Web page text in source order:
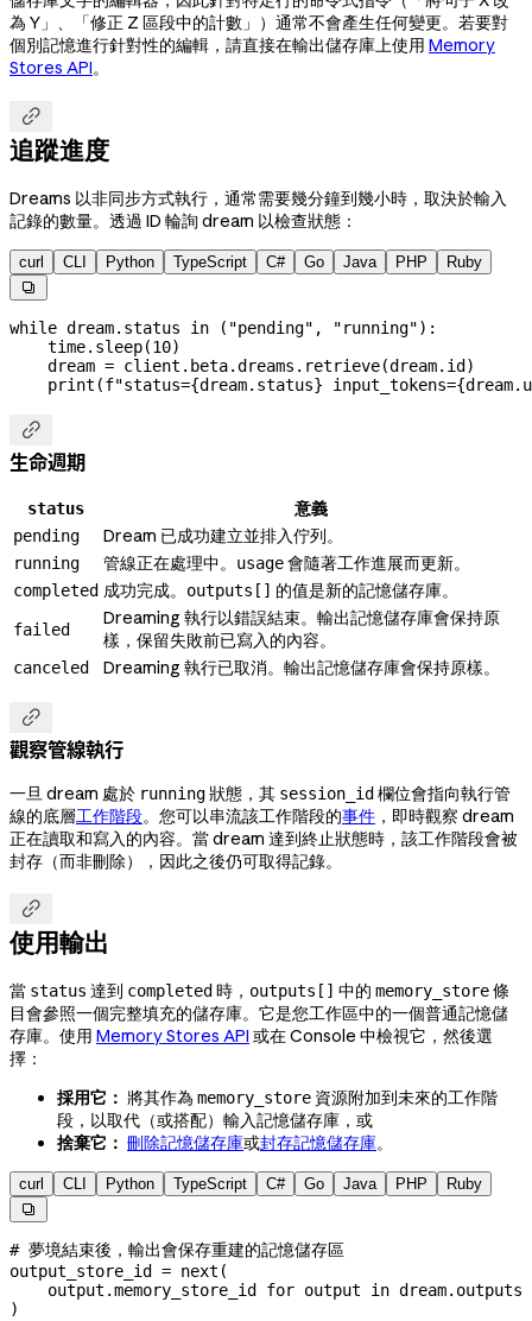
為 Y」、「修正 Z 區段中的計數」）通常不會產生任何變更。若要對
個別記憶進行針對性的編輯，請直接在輸出儲存庫上使用 Memory
Stores API。

追蹤進度
Dreams 以非同步方式執行，通常需要幾分鐘到幾小時，取決於輸入
記錄的數量。透過 ID 輪詢 dream 以檢查狀態：
curl CLI Python TypeScript C# Go Java PHP Ruby

while dream.status in ( "pending" , "running"):
    time.sleep(
10)
    dream
= client.beta.dreams.retrieve(dream.id)
    print
(f"status={dream.status} input_tokens={

生命週期
status 意義
pending Dream 已成功建立並排入佇列。
running 管線正在處理中。 usage會隨著工作進展而更新。
completed 成功完成。 outputs[] 的值是新的記憶儲存庫。
failed
Dreaming 執行以錯誤結束。輸出記憶儲存庫會保持原
樣，保留失敗前已寫入的內容。
canceled Dreaming 執行已取消。輸出記憶儲存庫會保持原樣。

觀察管線執行
一旦 dream 處於 running狀態，其 session_id 欄位會指向執行管
線的底層工作階段。您可以串流該工作階段的事件 ，即時觀察 dream
正在讀取和寫入的內容。當 dream 達到終止狀態時，該工作階段會被
封存（而非刪除），因此之後仍可取得記錄。

使用輸出
當 status 達到 completed 時， outputs[] 中的 memory_store條
目會參照一個完整填充的儲存庫。它是您工作區中的一個普通記憶儲
存庫。使用 Memory Stores API 或在 Console 中檢視它，然後選
擇：
採用它： 將其作為 memory_store 資源附加到未來的工作階
段，以取代（或搭配）輸入記憶儲存庫，或
捨棄它： 刪除記憶儲存庫或封存記憶儲存庫。
curl CLI Python TypeScript C# Go Java PHP Ruby

# 夢境結束後，輸出會保存重建的記憶儲存區
output_store_id = next (
    output.memory_store_id
for output in dream.outputs
)